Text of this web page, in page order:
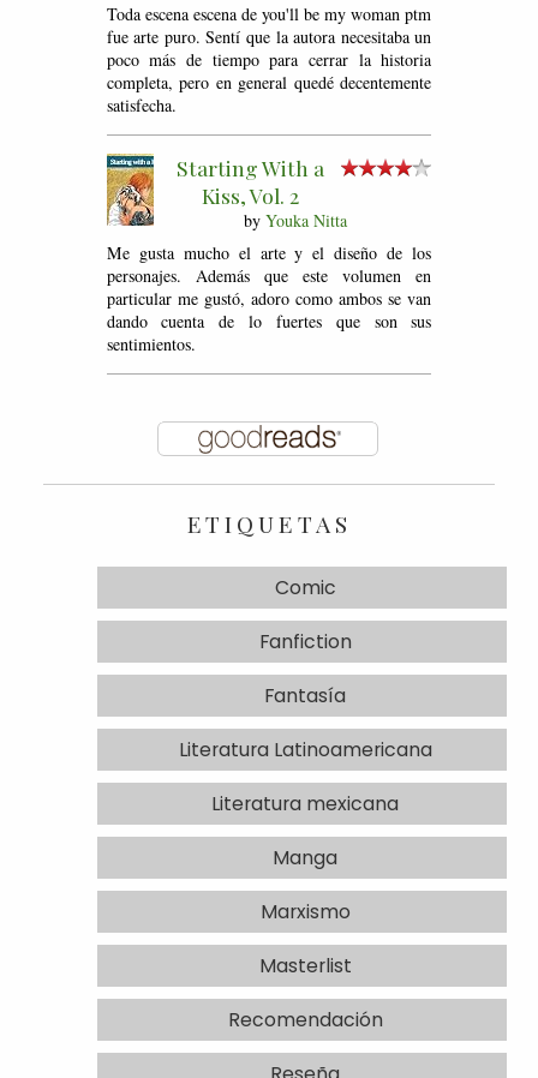
Toda escena escena de you'll be my woman ptm
fue arte puro. Sentí que la autora necesitaba un
poco más de tiempo para cerrar la historia
completa, pero en general quedé decentemente
satisfecha.
Starting With a
Kiss, Vol. 2
by Youka Nitta
Me gusta mucho el arte y el diseño de los
personajes. Además que este volumen en
particular me gustó, adoro como ambos se van
dando cuenta de lo fuertes que son sus
sentimientos.
ETIQUETAS
Comic
Fanfiction
Fantasía
Literatura Latinoamericana
Literatura mexicana
Manga
Marxismo
Masterlist
Recomendación